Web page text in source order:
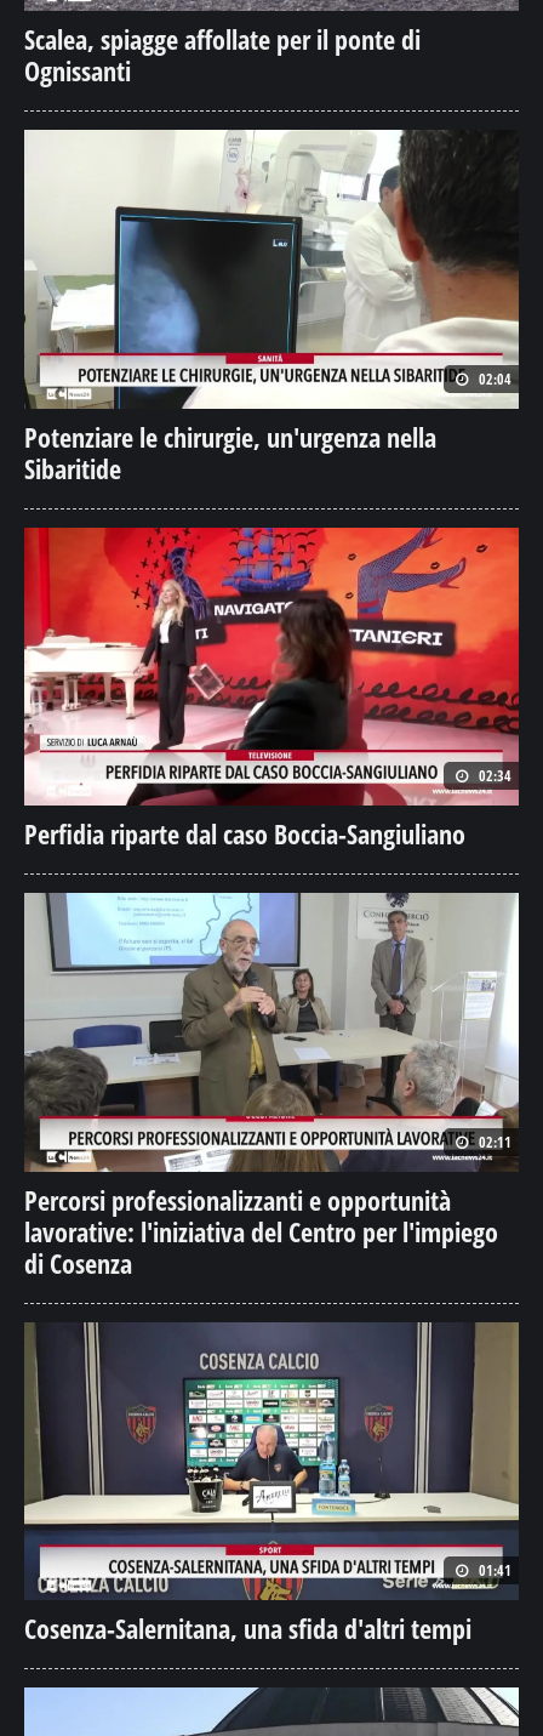
Scalea, spiagge affollate per il ponte di
Ognissanti
02:04
Potenziare le chirurgie, un'urgenza nella
Sibaritide
02:34
Perfidia riparte dal caso Boccia-Sangiuliano
02:11
Percorsi professionalizzanti e opportunità
lavorative: l'iniziativa del Centro per l'impiego
di Cosenza
01:41
Cosenza-Salernitana, una sfida d'altri tempi